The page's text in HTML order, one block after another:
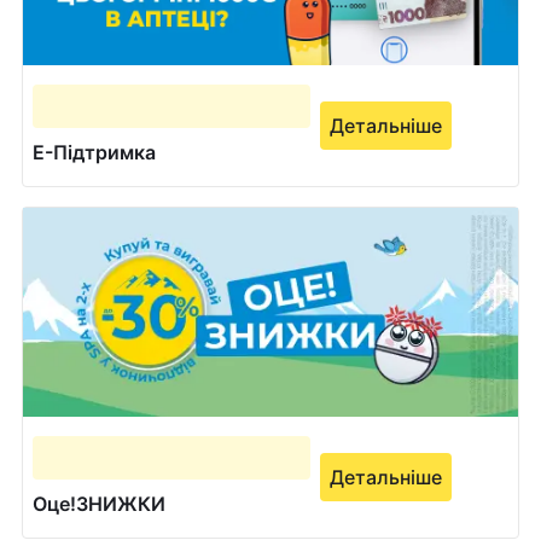
Е-Підтримка
Детальніше
Оце!ЗНИЖКИ
Детальніше